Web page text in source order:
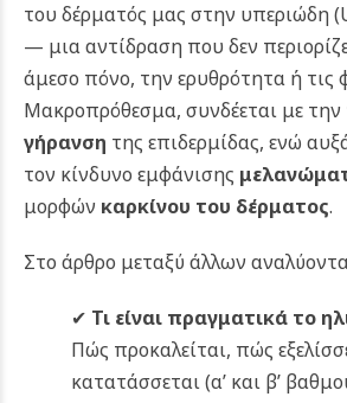
του δέρματός μας στην υπεριώδη
— μια αντίδραση που δεν
άμεσο πόνο, την ερυθρότητα ή τις
Μακροπρόθεσμα, συνδέεται με την
γήρανση της επιδερμίδας, ενώ
τον κίνδυνο εμφάνισης
μορφών καρκίνου του δέρματος.
Στο άρθρο μεταξύ άλλων
✔ Τι είναι πραγματικά το
Πώς προκαλείται, πώς
κατατάσσεται (α’ και β’